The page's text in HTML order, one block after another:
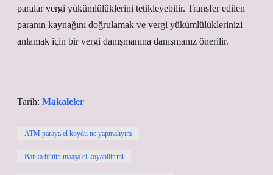
paralar vergi yükümlülüklerini tetikleyebilir. Transfer edilen
paranın kaynağını doğrulamak ve vergi yükümlülüklerinizi
anlamak için bir vergi danışmanına danışmanız önerilir.
Tarih: Makaleler
ATM paraya el koydu ne yapmalıyım
Banka bütün maaşa el koyabilir mi